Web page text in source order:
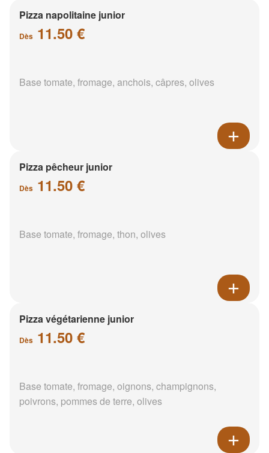
Pizza napolitaine junior
Dès 11.50 €
Base tomate, fromage, anchois, câpres, olives
Pizza pêcheur junior
Dès 11.50 €
Base tomate, fromage, thon, olives
Pizza végétarienne junior
Dès 11.50 €
Base tomate, fromage, oignons, champignons,
poivrons, pommes de terre, olives